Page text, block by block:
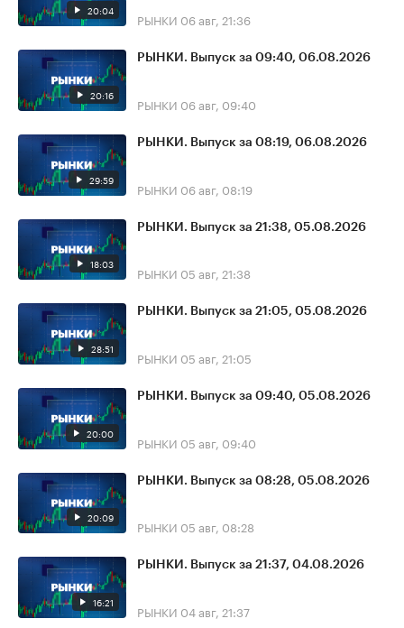
20:04 РЫНКИ 06 авг, 21:36
20:16
РЫНКИ. Выпуск за 09:40, 06.08.2026
РЫНКИ 06 авг, 09:40
29:59
РЫНКИ. Выпуск за 08:19, 06.08.2026
РЫНКИ 06 авг, 08:19
18:03
РЫНКИ. Выпуск за 21:38, 05.08.2026
РЫНКИ 05 авг, 21:38
28:51
РЫНКИ. Выпуск за 21:05, 05.08.2026
РЫНКИ 05 авг, 21:05
20:00
РЫНКИ. Выпуск за 09:40, 05.08.2026
РЫНКИ 05 авг, 09:40
20:09
РЫНКИ. Выпуск за 08:28, 05.08.2026
РЫНКИ 05 авг, 08:28
16:21
РЫНКИ. Выпуск за 21:37, 04.08.2026
РЫНКИ 04 авг, 21:37